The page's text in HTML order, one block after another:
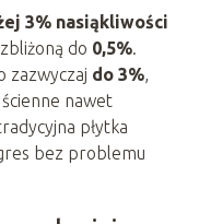
3% nasiąkliwości
do 0,5%.
zazwyczaj do 3%,
nawet
płytka
bez problemu